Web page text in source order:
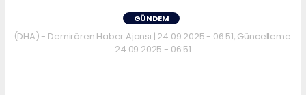
GÜNDEM
(DHA) - Demirören Haber Ajansı | 24.09.2025 - 06:51, Güncelleme:
24.09.2025 - 06:51